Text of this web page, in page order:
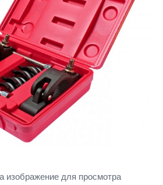
изображение для просмотра